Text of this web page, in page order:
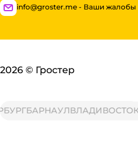
info@groster.me - Ваши
2026 © Гростер
БАРНАУЛВЛАДИВОСТОК